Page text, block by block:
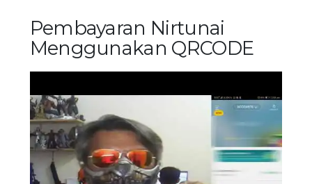
Pembayaran Nirtunai
Menggunakan QRCODE